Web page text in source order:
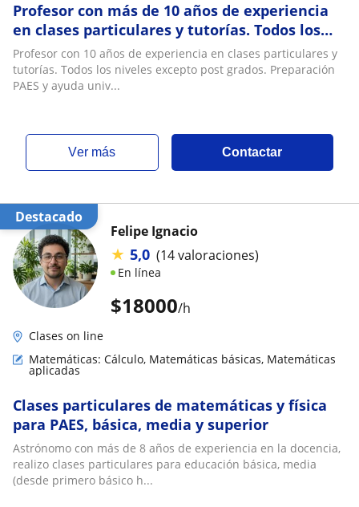
Profesor con más de 10 años de experiencia
en clases particulares y tutorías. Todos los
niveles excepto post grados
Profesor con 10 años de experiencia en clases particulares y
tutorías. Todos los niveles excepto post grados. Preparación
PAES y ayuda univ...
ver más Contactar
Destacado
$18000/h
Felipe Ignacio
★ 5,0 (14 valoraciones)
En línea
Clases on line
Matemáticas: Cálculo, Matemáticas básicas, Matemáticas
aplicadas
Clases particulares de matemáticas y física
para PAES, básica, media y superior
Astrónomo con más de 8 años de experiencia en la docencia,
realizo clases particulares para educación básica, media
(desde primero básico h...